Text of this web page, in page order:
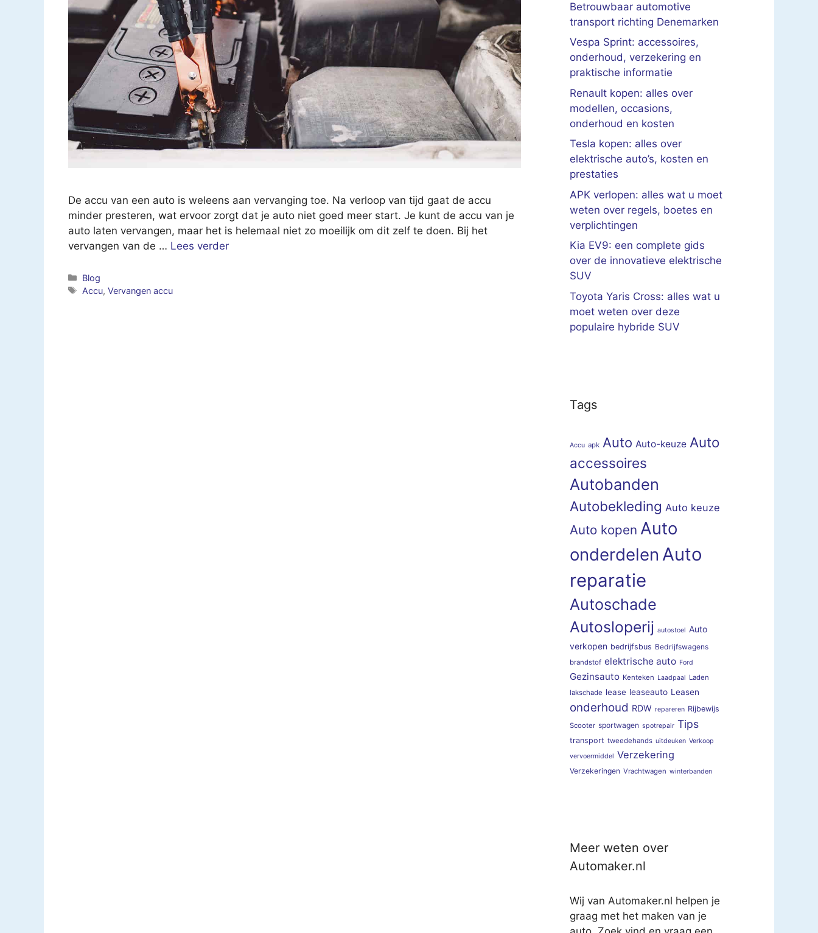
De accu van een auto is weleens aan vervanging toe. Na verloop van tijd gaat de accu
minder presteren, wat ervoor zorgt dat je auto niet goed meer start. Je kunt de accu van je
auto laten vervangen, maar het is helemaal niet zo moeilijk om dit zelf te doen. Bij het
vervangen van de … Lees verder
Categorieën
Blog
Tags
Accu,Vervangen accu
Betrouwbaar automotive
transport richting Denemarken
Vespa Sprint: accessoires,
onderhoud, verzekering en
praktische informatie
Renault kopen: alles over
modellen, occasions,
onderhoud en kosten
Tesla kopen: alles over
elektrische auto’s, kosten en
prestaties
APK verlopen: alles wat u moet
weten over regels, boetes en
verplichtingen
Kia EV9: een complete gids
over de innovatieve elektrische
SUV
Toyota Yaris Cross: alles wat u
moet weten over deze
populaire hybride SUV
Tags
Accu apk Auto Auto-keuze Auto
accessoires
Autobanden
Autobekleding Auto keuze
Auto kopen Auto
onderdelen Auto
reparatie
Autoschade
Autosloperij autostoel Auto
verkopen bedrijfsbus Bedrijfswagens
brandstof elektrische auto Ford
Gezinsauto Kenteken Laadpaal Laden
lakschade lease leaseauto Leasen
onderhoud RDW repareren Rijbewijs
Scooter sportwagen spotrepair Tips
transport tweedehands uitdeuken Verkoop
vervoermiddel Verzekering
Verzekeringen Vrachtwagen winterbanden
Meer weten over
Automaker.nl
Wij van Automaker.nl helpen je
graag met het maken van je